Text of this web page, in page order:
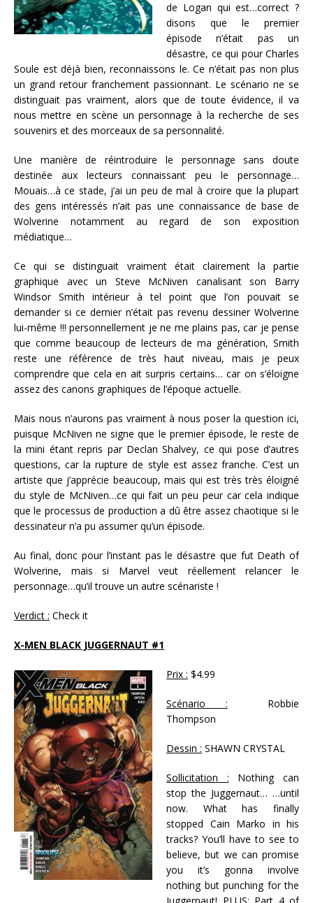
de Logan qui est…correct ?
disons que le premier
épisode n’était pas un
désastre, ce qui pour Charles
Soule est déjà bien, reconnaissons le. Ce n’était pas non plus
un grand retour franchement passionnant. Le scénario ne se
distinguait pas vraiment, alors que de toute évidence, il va
nous mettre en scène un personnage à la recherche de ses
souvenirs et des morceaux de sa personnalité.
Une manière de réintroduire le personnage sans doute
destinée aux lecteurs connaissant peu le personnage…
Mouais…à ce stade, j’ai un peu de mal à croire que la plupart
des gens intéressés n’ait pas une connaissance de base de
Wolverine notamment au regard de son exposition
médiatique…
Ce qui se distinguait vraiment était clairement la partie
graphique avec un Steve McNiven canalisant son Barry
Windsor Smith intérieur à tel point que l’on pouvait se
demander si ce dernier n’était pas revenu dessiner Wolverine
lui-même !!! personnellement je ne me plains pas, car je pense
que comme beaucoup de lecteurs de ma génération, Smith
reste une référence de très haut niveau, mais je peux
comprendre que cela en ait surpris certains… car on s’éloigne
assez des canons graphiques de l’époque actuelle.
Mais nous n’aurons pas vraiment à nous poser la question ici,
puisque McNiven ne signe que le premier épisode, le reste de
la mini étant repris par Declan Shalvey, ce qui pose d’autres
questions, car la rupture de style est assez franche. C’est un
artiste que j’apprécie beaucoup, mais qui est très très éloigné
du style de McNiven…ce qui fait un peu peur car cela indique
que le processus de production a dû être assez chaotique si le
dessinateur n’a pu assumer qu’un épisode.
Au final, donc pour l’instant pas le désastre que fut Death of
Wolverine, mais si Marvel veut réellement relancer le
personnage…qu’il trouve un autre scénariste !
Verdict : Check it
X-MEN BLACK JUGGERNAUT #1
Prix : $4.99
Scénario : Robbie
Thompson
Dessin : SHAWN CRYSTAL
Sollicitation : Nothing can
stop the Juggernaut… …until
now. What has finally
stopped Cain Marko in his
tracks? You’ll have to see to
believe, but we can promise
you it’s gonna involve
nothing but punching for the